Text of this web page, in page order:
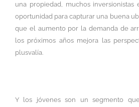
una propiedad, muchos inversionistas
oportunidad para capturar una buena
que el aumento por la demanda de
los próximos años mejora las
plusvalía.
Y los jóvenes son un segmento